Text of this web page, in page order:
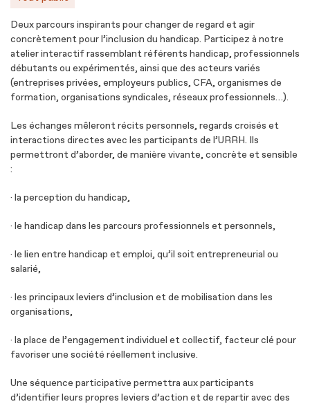
Deux parcours inspirants pour changer de regard et agir
concrètement pour l’inclusion du handicap. Participez à notre
atelier interactif rassemblant référents handicap, professionnels
débutants ou expérimentés, ainsi que des acteurs variés
(entreprises privées, employeurs publics, CFA, organismes de
formation, organisations syndicales, réseaux professionnels…).
Les échanges mêleront récits personnels, regards croisés et
interactions directes avec les participants de l’URRH. Ils
permettront d’aborder, de manière vivante, concrète et sensible
:
· la perception du handicap,
· le handicap dans les parcours professionnels et personnels,
· le lien entre handicap et emploi, qu’il soit entrepreneurial ou
salarié,
· les principaux leviers d’inclusion et de mobilisation dans les
organisations,
· la place de l’engagement individuel et collectif, facteur clé pour
favoriser une société réellement inclusive.
Une séquence participative permettra aux participants
d’identifier leurs propres leviers d’action et de repartir avec des